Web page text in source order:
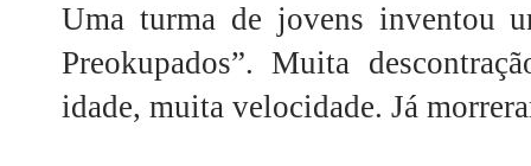
Uma turma de jovens inventou
Preokupados”. Muita
idade, muita velocidade. Já